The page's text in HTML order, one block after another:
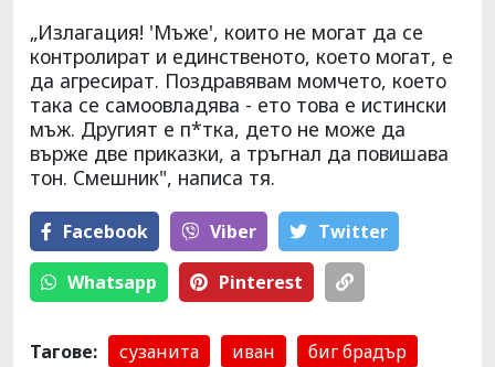
„Излагация! 'Мъже', които не могат да се
контролират и единственото, което могат, е
да агресират. Поздравявам момчето, което
така се самоовладява - ето това е истински
мъж. Другият е п*тка, дето не може да
върже две приказки, а тръгнал да повишава
тон. Смешник", написа тя.
Facebook Viber Тwitter
Whatsapp Pinterest
Тагове: сузанита иван биг брадър